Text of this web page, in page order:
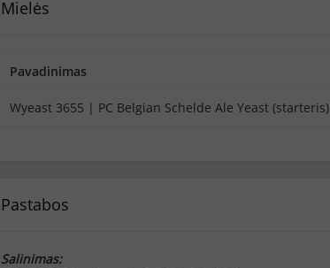
Mielės
Pavadinimas
Wyeast 3655 | PC Belgian Schelde Ale Yeast (starteris)
Pastabos
Salinimas: